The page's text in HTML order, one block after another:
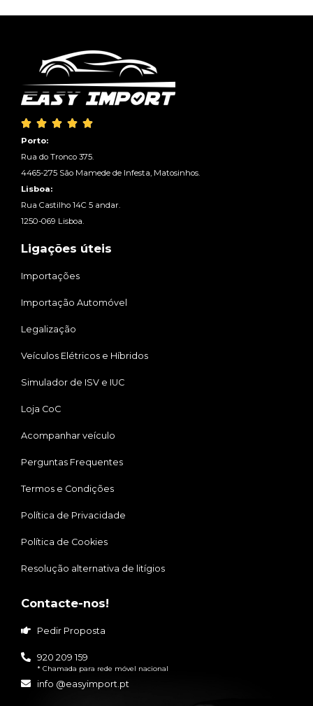
    
Porto:
Rua do Tronco 375.
4465-275 São Mamede de Infesta, Matosinhos.
Lisboa:
Rua Castilho 14C 5 andar.
1250-069 Lisboa.
Ligações úteis
Importações
Importação Automóvel
Legalização
Veículos Elétricos e Híbridos
Simulador de ISV e IUC
Loja CoC
Acompanhar veículo
Perguntas Frequentes
Termos e Condições
Política de Privacidade
Política de Cookies
Resolução alternativa de litígios
Contacte-nos!
Pedir Proposta
920 209 159
* Chamada para rede móvel nacional
info @easyimport.pt